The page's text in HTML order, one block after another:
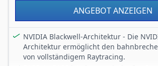
ANGEBOT ANZEIGEN
NVIDIA Blackwell-Architektur - Die
Architektur ermöglicht den
von vollständigem Raytracing.